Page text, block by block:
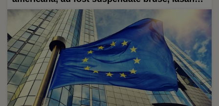
fără venituri mii de pescari